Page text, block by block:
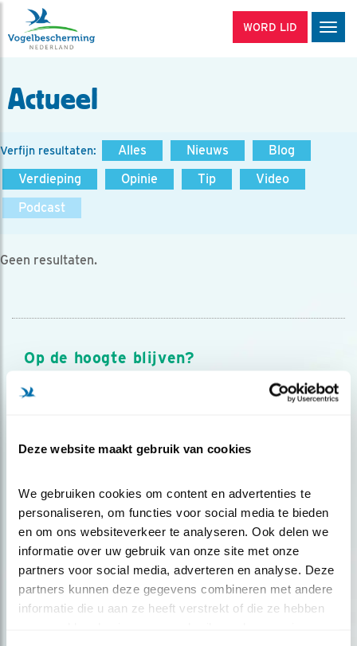
Deze website maakt gebruik van cookies
We gebruiken cookies om content en advertenties te
personaliseren, om functies voor social media te bieden
en om ons websiteverkeer te analyseren. Ook delen we
informatie over uw gebruik van onze site met onze
partners voor social media, adverteren en analyse. Deze
partners kunnen deze gegevens combineren met andere
informatie die u aan ze heeft verstrekt of die ze hebben
WORD LID
Actueel
Verfijn resultaten: Alles Nieuws
Blog
Verdieping
Opinie Tip
Video
Podcast
Geen resultaten.
Op de hoogte blijven?
Meld je aan en ontvang nieuws, inspiratie, acties en tips
over vogels en activiteiten van Vogelbescherming.